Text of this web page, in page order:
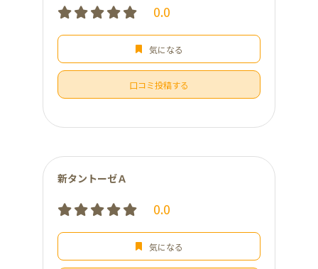
0.0
気になる
口コミ投稿する
新タントーゼＡ
0.0
気になる